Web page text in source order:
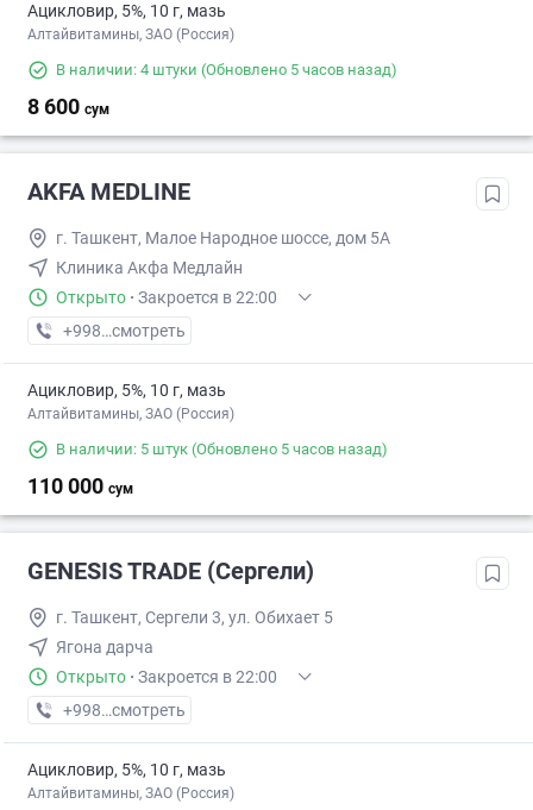
Ацикловир, 5%, 10 г, мазь
Алтайвитамины, ЗАО (Россия)
В наличии: 4 штуки (Обновлено 5 часов назад)
8 600 сум
AKFA MEDLINE
г. Ташкент, Малое Народное шоссе, дом 5А
Клиника Акфа Медлайн
Открыто · Закроется в 22:00
+998 (95) XXX-XX-XX
смотреть
Ацикловир, 5%, 10 г, мазь
Алтайвитамины, ЗАО (Россия)
В наличии: 5 штук (Обновлено 5 часов назад)
110 000 сум
GENESIS TRADE (Сергели)
г. Ташкент, Сергели 3, ул. Обихает 5
Ягона дарча
Открыто · Закроется в 22:00
+998 (95) XXX-XX-XX
смотреть
Ацикловир, 5%, 10 г, мазь
Алтайвитамины, ЗАО (Россия)